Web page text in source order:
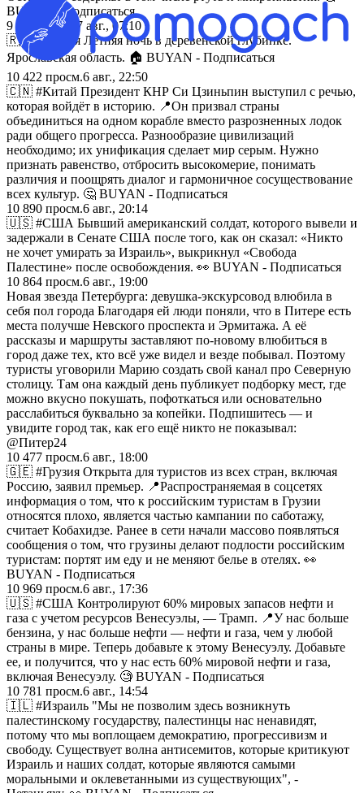
BUYAN - Подписаться
9 888
просм.
7 авг., 07:10
🇷🇺 #Россия Летняя ночь в деревенской глубинке.
Ярославская область. 🏠 BUYAN - Подписаться
10 422 просм.6 авг., 22:50
🇨🇳 #Китай Президент КНР Си Цзиньпин выступил с речью,
которая войдёт в историю. 📍Он призвал страны
объединиться на одном корабле вместо разрозненных лодок
ради общего прогресса. Разнообразие цивилизаций
необходимо; их унификация сделает мир серым. Нужно
признать равенство, отбросить высокомерие, понимать
различия и поощрять диалог и гармоничное сосуществование
всех культур. 🤔 BUYAN - Подписаться
10 890 просм.6 авг., 20:14
🇺🇸 #США Бывший американский солдат, которого вывели и
задержали в Сенате США после того, как он сказал: «Никто
не хочет умирать за Израиль», выкрикнул «Свобода
Палестине» после освобождения. 👀 BUYAN - Подписаться
10 864 просм.6 авг., 19:00
Новая звезда Петербурга: девушка-экскурсовод влюбила в
себя пол города Благодаря ей люди поняли, что в Питере есть
места получше Невского проспекта и Эрмитажа. А её
рассказы и маршруты заставляют по-новому влюбиться в
город даже тех, кто всё уже видел и везде побывал. Поэтому
туристы уговорили Марию создать свой канал про Северную
столицу. Там она каждый день публикует подборку мест, где
можно вкусно покушать, пофоткаться или основательно
расслабиться буквально за копейки. Подпишитесь — и
увидите город так, как его ещё никто не показывал:
@Питер24
10 477 просм.6 авг., 18:00
🇬🇪 #Грузия Открыта для туристов из всех стран, включая
Россию, заявил премьер. 📍Распространяемая в соцсетях
информация о том, что к российским туристам в Грузии
относятся плохо, является частью кампании по саботажу,
считает Кобахидзе. Ранее в сети начали массово появляться
сообщения о том, что грузины делают подлости российским
туристам: портят им еду и не меняют белье в отелях. 👀
BUYAN - Подписаться
10 969 просм.6 авг., 17:36
🇺🇸 #США Контролируют 60% мировых запасов нефти и
газа с учетом ресурсов Венесуэлы, — Трамп. 📍У нас больше
бензина, у нас больше нефти — нефти и газа, чем у любой
страны в мире. Теперь добавьте к этому Венесуэлу. Добавьте
ее, и получится, что у нас есть 60% мировой нефти и газа,
включая Венесуэлу. 🧐 BUYAN - Подписаться
10 781 просм.6 авг., 14:54
🇮🇱 #Израиль "Мы не позволим здесь возникнуть
палестинскому государству, палестинцы нас ненавидят,
потому что мы воплощаем демократию, прогрессивизм и
свободу. Существует волна антисемитов, которые критикуют
Израиль и наших солдат, которые являются самыми
моральными и оклеветанными из существующих", -